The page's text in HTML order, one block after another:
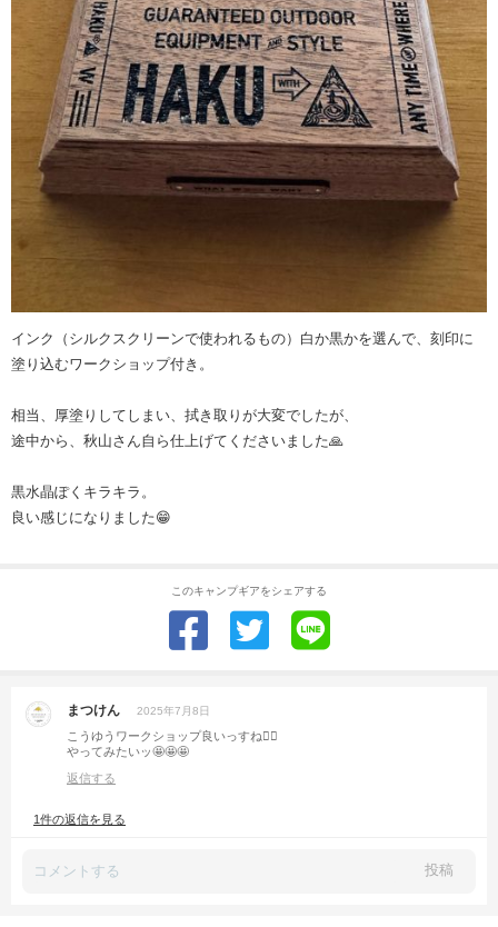
インク（シルクスクリーンで使われるもの）白か黒かを選んで、刻印に
塗り込むワークショップ付き。
相当、厚塗りしてしまい、拭き取りが大変でしたが、
途中から、秋山さん自ら仕上げてくださいました🙏
黒水晶ぽくキラキラ。
良い感じになりました😁
このキャンプギアをシェアする
まつけん 2025年7月8日
こうゆうワークショップ良いっすね🙋‍♂️
やってみたいッ🤩🤩🤩
返信する
1件の返信を見る
投稿